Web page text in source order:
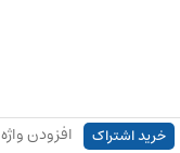
خرید اشتراک افزودن واژه